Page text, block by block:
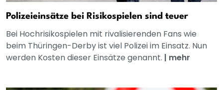
Polizeieinsätze bei Risikospielen sind teuer
Bei Hochrisikospielen mit rivalisierenden Fans wie
beim Thüringen-Derby ist viel Polizei im Einsatz. Nun
werden Kosten dieser Einsätze genannt. | mehr